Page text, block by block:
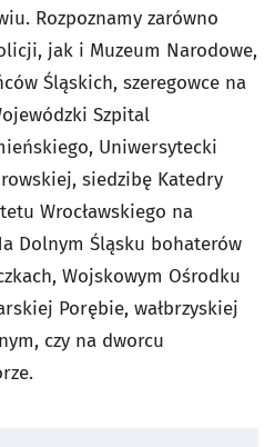
Rozpoznamy zarówno
jak i Muzeum Narodowe,
Śląskich, szeregowce na
Szpital
Uniwersytecki
siedzibę Katedry
Wrocławskiego na
Dolnym Śląsku bohaterów
Wojskowym Ośrodku
Porębie, wałbrzyskiej
czy na dworcu